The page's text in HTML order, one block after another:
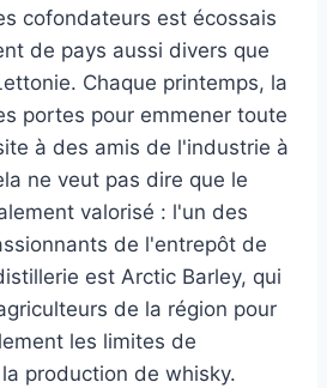
cofondateurs est écossais
de pays aussi divers que
Chaque printemps, la
portes pour emmener toute
à des amis de l'industrie à
ne veut pas dire que le
valorisé : l'un des
de l'entrepôt de
est Arctic Barley, qui
de la région pour
les limites de
production de whisky.